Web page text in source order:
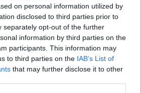
on personal information utilized by
disclosed to third parties prior to
separately opt-out of the further
information by third parties on the
participants. This information may
to third parties on the IAB’s List of
that may further disclose it to other
A
A
N
Ó
N
Ó
N
A